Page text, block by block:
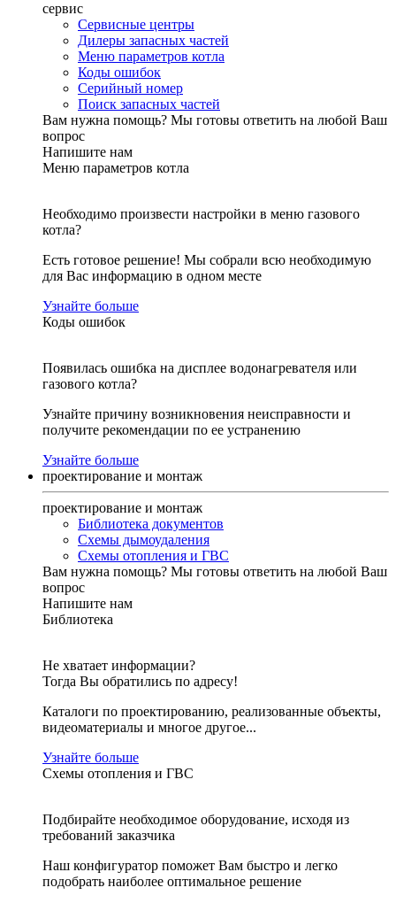
сервис
Сервисные центры
Дилеры запасных частей
Меню параметров котла
Коды ошибок
Серийный номер
Поиск запасных частей
Вам нужна помощь? Мы готовы ответить на любой Ваш
вопрос
Напишите нам
Меню параметров котла
Необходимо произвести настройки в меню газового
котла?
Есть готовое решение! Мы собрали всю необходимую
для Вас информацию в одном месте
Узнайте больше
Коды ошибок
Появилась ошибка на дисплее водонагревателя или
газового котла?
Узнайте причину возникновения неисправности и
получите рекомендации по ее устранению
Узнайте больше
проектирование и монтаж
проектирование и монтаж
Библиотека документов
Схемы дымоудаления
Схемы отопления и ГВС
Вам нужна помощь? Мы готовы ответить на любой Ваш
вопрос
Напишите нам
Библиотека
Не хватает информации?
Тогда Вы обратились по адресу!
Каталоги по проектированию, реализованные объекты,
видеоматериалы и многое другое...
Узнайте больше
Схемы отопления и ГВС
Подбирайте необходимое оборудование, исходя из
требований заказчика
Наш конфигуратор поможет Вам быстро и легко
подобрать наиболее оптимальное решение